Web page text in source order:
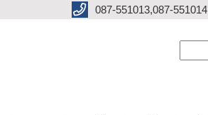
087-551013,087-551014